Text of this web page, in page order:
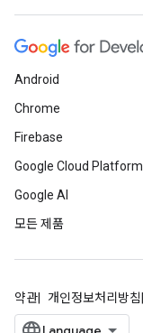
Android
Chrome
Firebase
Google Cloud Platform
Google AI
모든 제품
약관 개인정보처리방침